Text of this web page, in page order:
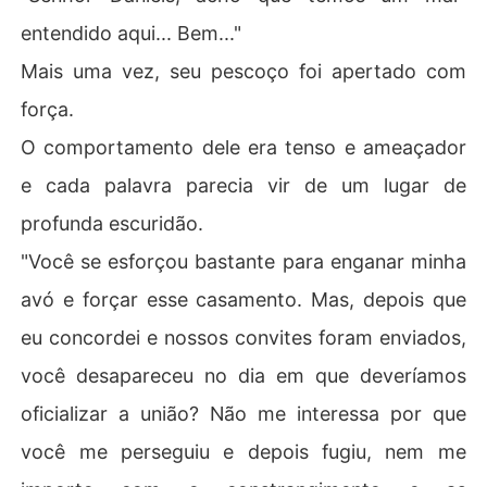
entendido aqui... Bem..."
Mais uma vez, seu pescoço foi apertado com
força.
O comportamento dele era tenso e ameaçador
e cada palavra parecia vir de um lugar de
profunda escuridão.
"Você se esforçou bastante para enganar minha
avó e forçar esse casamento. Mas, depois que
eu concordei e nossos convites foram enviados,
você desapareceu no dia em que deveríamos
oficializar a união? Não me interessa por que
você me perseguiu e depois fugiu, nem me